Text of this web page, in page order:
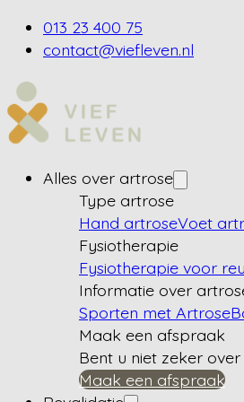
013 23 400 75
contact@viefleven.nl
Alles over artrose
Type artrose
Hand artroseVoet
Fysiotherapie
Fysiotherapie voor
Informatie over
Sporten met Artrose
Maak een afspraak
Bent u niet zeker
Maak een afspraak